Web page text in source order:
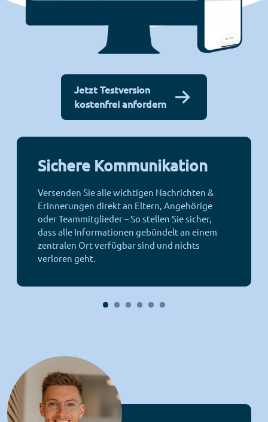
Jetzt Testversion
kostenfrei anfordern
Sichere Kommunikation
Versenden Sie alle wichtigen Nachrichten &
Erinnerungen direkt an Eltern, Angehörige
oder Teammitglieder – So stellen Sie sicher,
dass alle Informationen gebündelt an einem
zentralen Ort verfügbar sind und nichts
verloren geht.